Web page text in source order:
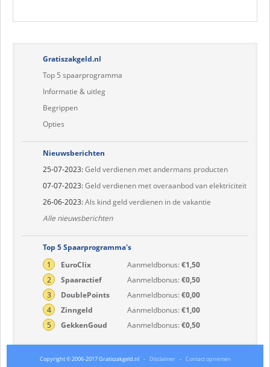
Gratiszakgeld.nl
Top 5 spaarprogramma
Informatie & uitleg
Begrippen
Opties
Nieuwsberichten
25-07-2023:Geld verdienen met andermans producten
07-07-2023:Geld verdienen met overaanbod van elektriciteit
26-06-2023:Als kind geld verdienen in de vakantie
Alle nieuwsberichten
Top 5 Spaarprogramma's
1
EuroClix Aanmeldbonus:€1,50
2
Spaaractief Aanmeldbonus:€0,50
3
DoublePoints Aanmeldbonus:€0,00
4
Zinngeld Aanmeldbonus:€1,00
5
GekkenGoud Aanmeldbonus:€0,50
Copyright © 2006-2017 Gratiszakgeld.nl - Disclaimer - Contact opnemen